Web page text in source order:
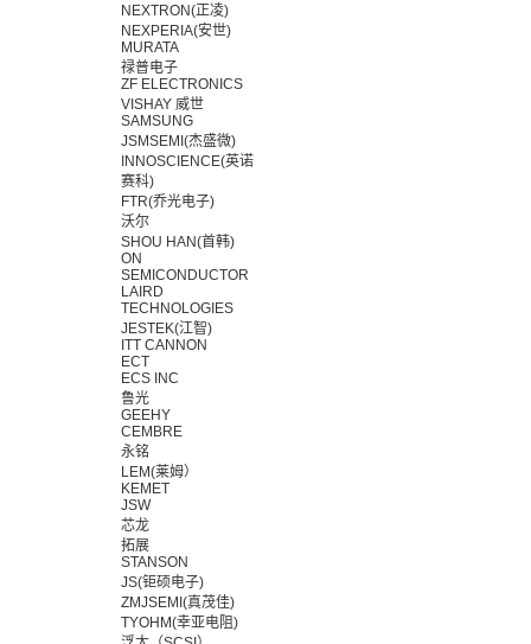
NEXTRON(正凌)
NEXPERIA(安世)
MURATA
禄普电子
ZF ELECTRONICS
VISHAY 威世
SAMSUNG
JSMSEMI(杰盛微)
INNOSCIENCE(英诺
赛科)
FTR(乔光电子)
沃尔
SHOU HAN(首韩)
ON
SEMICONDUCTOR
LAIRD
TECHNOLOGIES
JESTEK(江智)
ITT CANNON
ECT
ECS INC
鲁光
GEEHY
CEMBRE
永铭
LEM(莱姆）
KEMET
JSW
芯龙
拓展
STANSON
JS(钜硕电子)
ZMJSEMI(真茂佳)
TYOHM(幸亚电阻)